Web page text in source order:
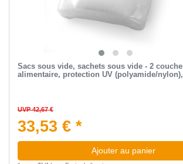
Sacs sous vide, sachets sous vide - 2
alimentaire, protection UV (polyamide/nylon),
UVP 42,67 €
33,53 € *
Ajouter au panier